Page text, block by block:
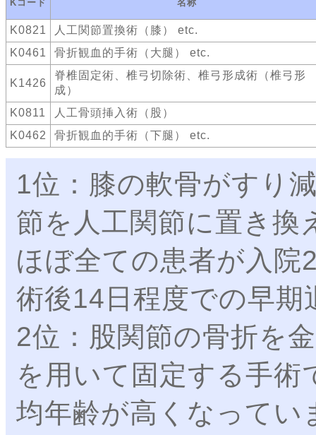
Kコード 名称
K0821
人工関節置換術（膝） etc.
K0461
骨折観血的手術（大腿） etc.
K1426
脊椎固定術、椎弓切除術、椎弓形成術（椎弓形
成）
K0811
人工骨頭挿入術（股）
K0462
骨折観血的手術（下腿） etc.
1位：膝の軟骨がすり
節を人工関節に置き換
ほぼ全ての患者が入院
術後14日程度での早期
2位：股関節の骨折を
を用いて固定する手術
均年齢が高くなってい